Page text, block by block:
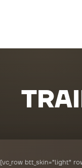
[vc_row btt_skin=”light”